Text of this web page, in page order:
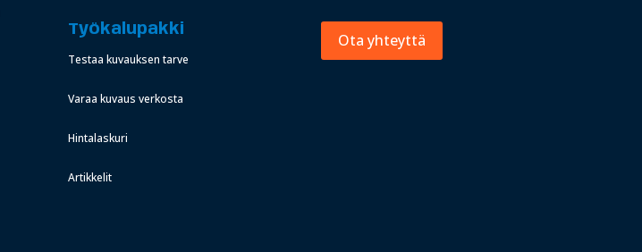
Työkalupakki
Testaa kuvauksen tarve
Varaa kuvaus verkosta
Hintalaskuri
Artikkelit
Ota yhteyttä